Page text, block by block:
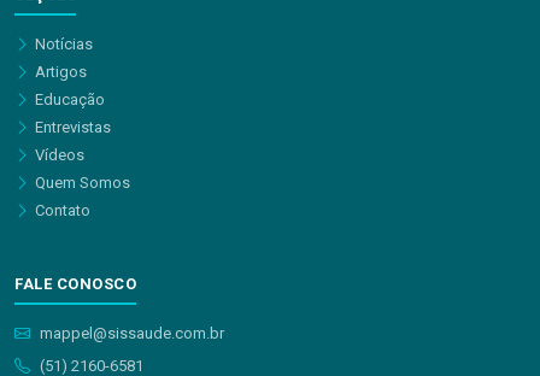
Notícias
Artigos
Educação
Entrevistas
Vídeos
Quem Somos
Contato
FALE CONOSCO
mappel@sissaude.com.br
(51) 2160-6581